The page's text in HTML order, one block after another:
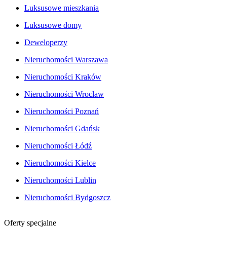
Luksusowe mieszkania
Luksusowe domy
Deweloperzy
Nieruchomości Warszawa
Nieruchomości Kraków
Nieruchomości Wrocław
Nieruchomości Poznań
Nieruchomości Gdańsk
Nieruchomości Łódź
Nieruchomości Kielce
Nieruchomości Lublin
Nieruchomości Bydgoszcz
Oferty specjalne